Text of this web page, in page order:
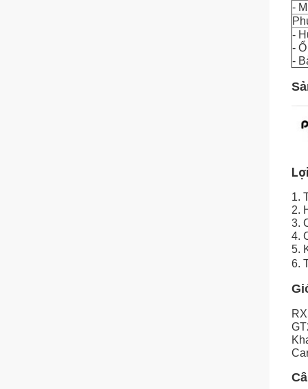
-
-
-
-
1.
2.
3.
4.
5.
6.